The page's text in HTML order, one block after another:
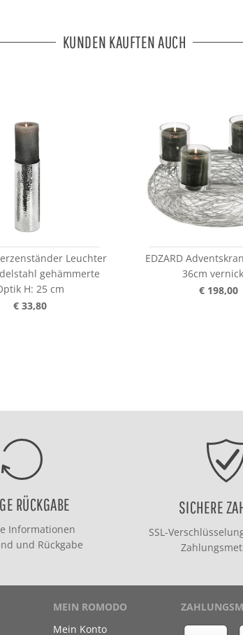
KUNDEN KAUFTEN AUCH
Leuchter
gehämmerte
H: 25 cm
€ 33,80
EDZARD
36cm
€ 198,00
RÜCKGABE
Informationen
und Rückgabe
SICHERE
SSL-
MEIN ROMODO
Mein Konto